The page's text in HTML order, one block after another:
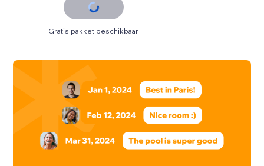
Gratis pakket beschikbaar